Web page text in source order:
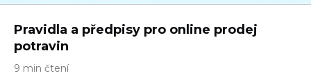
Pravidla a předpisy pro online prodej
potravin
9 min čtení